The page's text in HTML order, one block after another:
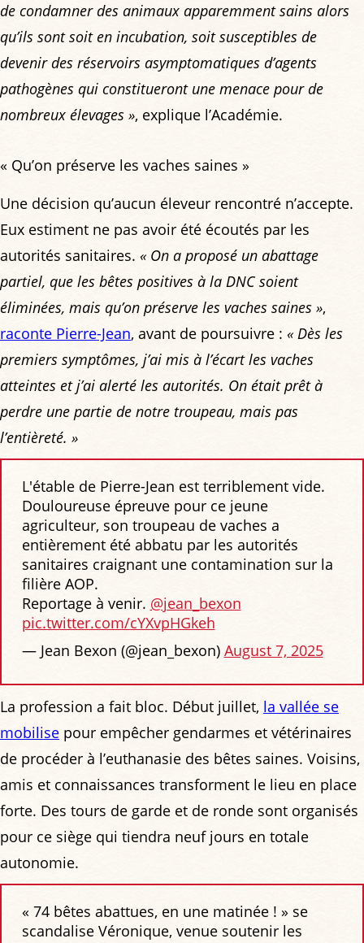
de condamner des animaux apparemment sains alors
qu’ils sont soit en incubation, soit susceptibles de
devenir des réservoirs asymptomatiques d’agents
pathogènes qui constitueront une menace pour de
nombreux élevages », explique l’Académie.
« Qu’on préserve les vaches saines »
Une décision qu’aucun éleveur rencontré n’accepte.
Eux estiment ne pas avoir été écoutés par les
autorités sanitaires. « On a proposé un abattage
partiel, que les bêtes positives à la DNC soient
éliminées, mais qu’on préserve les vaches saines »,
raconte Pierre-Jean, avant de poursuivre : « Dès les
premiers symptômes, j’ai mis à l’écart les vaches
atteintes et j’ai alerté les autorités. On était prêt à
perdre une partie de notre troupeau, mais pas
l’entièreté. »
L'étable de Pierre-Jean est terriblement vide.
Douloureuse épreuve pour ce jeune
agriculteur, son troupeau de vaches a
entièrement été abbatu par les autorités
sanitaires craignant une contamination sur la
filière AOP.
Reportage à venir. @jean_bexon
pic.twitter.com/cYXvpHGkeh
— Jean Bexon (@jean_bexon) August 7, 2025
La profession a fait bloc. Début juillet, la vallée se
mobilise pour empêcher gendarmes et vétérinaires
de procéder à l’euthanasie des bêtes saines. Voisins,
amis et connaissances transforment le lieu en place
forte. Des tours de garde et de ronde sont organisés
pour ce siège qui tiendra neuf jours en totale
autonomie.
« 74 bêtes abattues, en une matinée ! » se
scandalise Véronique, venue soutenir les